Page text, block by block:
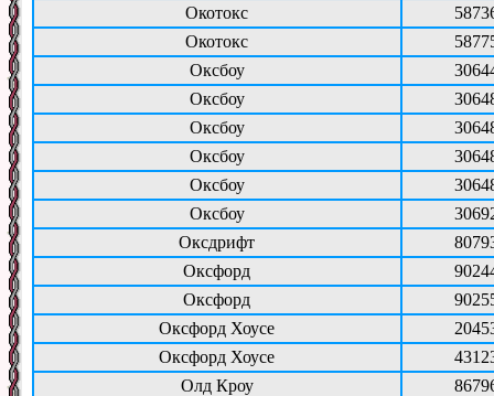
Окотокс
Окотокс
Оксбоу
Оксбоу
Оксбоу
Оксбоу
Оксбоу
Оксбоу
Оксдрифт
Оксфорд
Оксфорд
Оксфорд Хоусе
Оксфорд Хоусе
Олд Кроу